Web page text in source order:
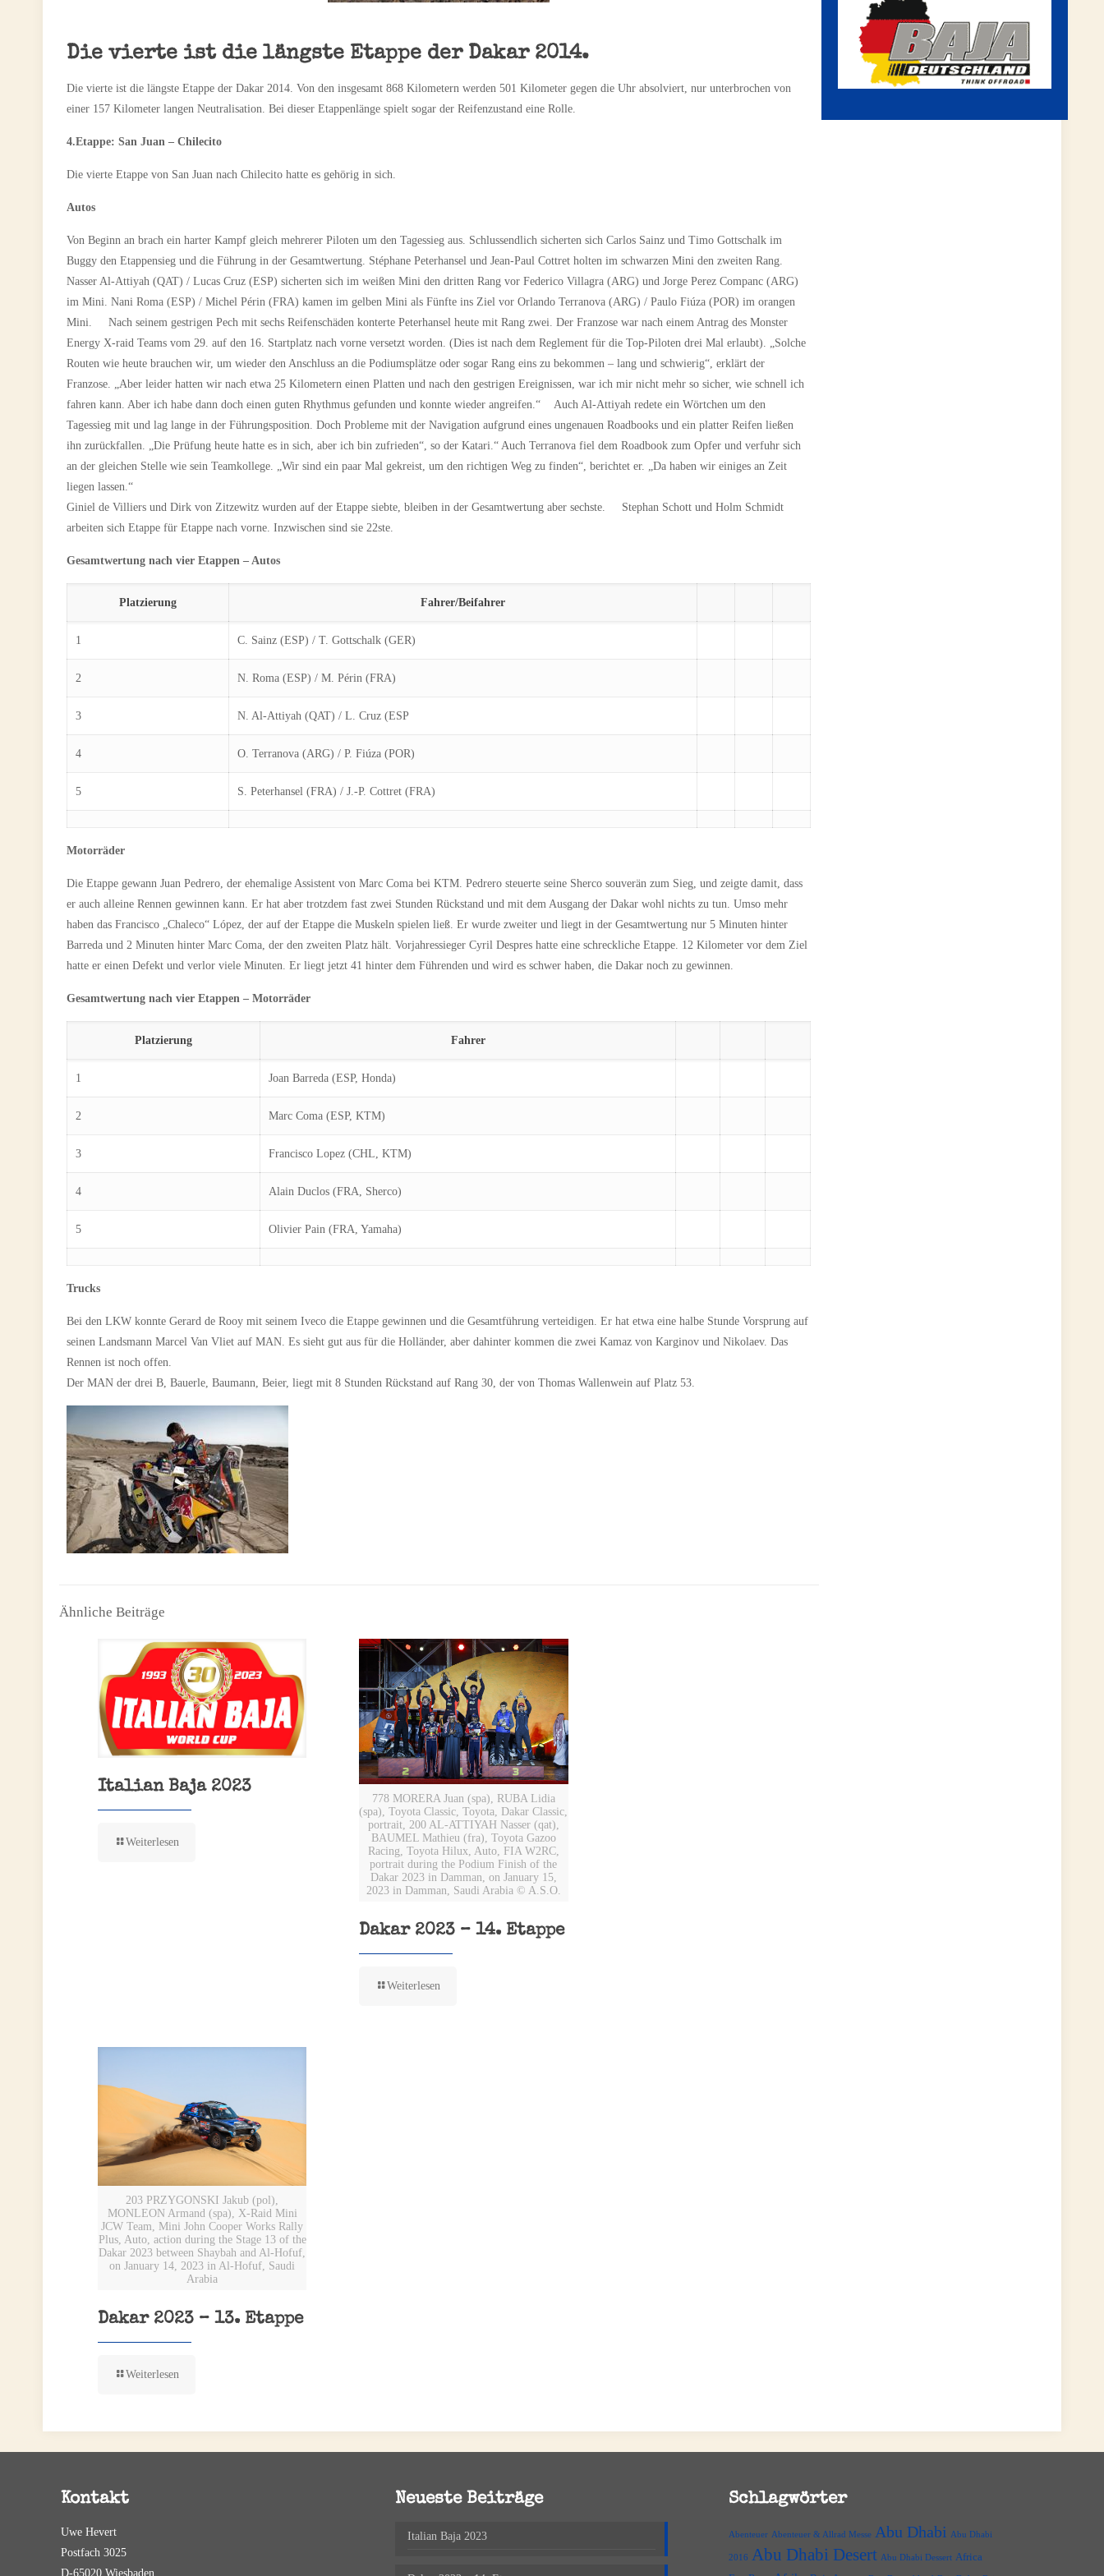
Die vierte ist die längste Etappe der Dakar 2014.
Die vierte ist die längste Etappe der Dakar 2014. Von den insgesamt 868 Kilometern werden 501 Kilometer gegen die Uhr absolviert, nur unterbrochen von
einer 157 Kilometer langen Neutralisation. Bei dieser Etappenlänge spielt sogar der Reifenzustand eine Rolle.
4.Etappe: San Juan – Chilecito
Die vierte Etappe von San Juan nach Chilecito hatte es gehörig in sich.
Autos
Von Beginn an brach ein harter Kampf gleich mehrerer Piloten um den Tagessieg aus. Schlussendlich sicherten sich Carlos Sainz und Timo Gottschalk im
Buggy den Etappensieg und die Führung in der Gesamtwertung. Stéphane Peterhansel und Jean-Paul Cottret holten im schwarzen Mini den zweiten Rang.
Nasser Al-Attiyah (QAT) / Lucas Cruz (ESP) sicherten sich im weißen Mini den dritten Rang vor Federico Villagra (ARG) und Jorge Perez Companc (ARG)
im Mini. Nani Roma (ESP) / Michel Périn (FRA) kamen im gelben Mini als Fünfte ins Ziel vor Orlando Terranova (ARG) / Paulo Fiúza (POR) im orangen
Mini. Nach seinem gestrigen Pech mit sechs Reifenschäden konterte Peterhansel heute mit Rang zwei. Der Franzose war nach einem Antrag des Monster
Energy X-raid Teams vom 29. auf den 16. Startplatz nach vorne versetzt worden. (Dies ist nach dem Reglement für die Top-Piloten drei Mal erlaubt). „Solche
Routen wie heute brauchen wir, um wieder den Anschluss an die Podiumsplätze oder sogar Rang eins zu bekommen – lang und schwierig“, erklärt der
Franzose. „Aber leider hatten wir nach etwa 25 Kilometern einen Platten und nach den gestrigen Ereignissen, war ich mir nicht mehr so sicher, wie schnell ich
fahren kann. Aber ich habe dann doch einen guten Rhythmus gefunden und konnte wieder angreifen.“ Auch Al-Attiyah redete ein Wörtchen um den
Tagessieg mit und lag lange in der Führungsposition. Doch Probleme mit der Navigation aufgrund eines ungenauen Roadbooks und ein platter Reifen ließen
ihn zurückfallen. „Die Prüfung heute hatte es in sich, aber ich bin zufrieden“, so der Katari.“ Auch Terranova fiel dem Roadbook zum Opfer und verfuhr sich
an der gleichen Stelle wie sein Teamkollege. „Wir sind ein paar Mal gekreist, um den richtigen Weg zu finden“, berichtet er. „Da haben wir einiges an Zeit
liegen lassen.“
Giniel de Villiers und Dirk von Zitzewitz wurden auf der Etappe siebte, bleiben in der Gesamtwertung aber sechste. Stephan Schott und Holm Schmidt
arbeiten sich Etappe für Etappe nach vorne. Inzwischen sind sie 22ste.
Gesamtwertung nach vier Etappen – Autos
Platzierung Fahrer/Beifahrer
1 C. Sainz (ESP) / T. Gottschalk (GER)
2 N. Roma (ESP) / M. Périn (FRA)
3 N. Al-Attiyah (QAT) / L. Cruz (ESP
4 O. Terranova (ARG) / P. Fiúza (POR)
5 S. Peterhansel (FRA) / J.-P. Cottret (FRA)
Motorräder
Die Etappe gewann Juan Pedrero, der ehemalige Assistent von Marc Coma bei KTM. Pedrero steuerte seine Sherco souverän zum Sieg, und zeigte damit, dass
er auch alleine Rennen gewinnen kann. Er hat aber trotzdem fast zwei Stunden Rückstand und mit dem Ausgang der Dakar wohl nichts zu tun. Umso mehr
haben das Francisco „Chaleco“ López, der auf der Etappe die Muskeln spielen ließ. Er wurde zweiter und liegt in der Gesamtwertung nur 5 Minuten hinter
Barreda und 2 Minuten hinter Marc Coma, der den zweiten Platz hält. Vorjahressieger Cyril Despres hatte eine schreckliche Etappe. 12 Kilometer vor dem Ziel
hatte er einen Defekt und verlor viele Minuten. Er liegt jetzt 41 hinter dem Führenden und wird es schwer haben, die Dakar noch zu gewinnen.
Gesamtwertung nach vier Etappen – Motorräder
Platzierung Fahrer
1 Joan Barreda (ESP, Honda)
2 Marc Coma (ESP, KTM)
3 Francisco Lopez (CHL, KTM)
4 Alain Duclos (FRA, Sherco)
5 Olivier Pain (FRA, Yamaha)
Trucks
Bei den LKW konnte Gerard de Rooy mit seinem Iveco die Etappe gewinnen und die Gesamtführung verteidigen. Er hat etwa eine halbe Stunde Vorsprung auf
seinen Landsmann Marcel Van Vliet auf MAN. Es sieht gut aus für die Holländer, aber dahinter kommen die zwei Kamaz von Karginov und Nikolaev. Das
Rennen ist noch offen.
Der MAN der drei B, Bauerle, Baumann, Beier, liegt mit 8 Stunden Rückstand auf Rang 30, der von Thomas Wallenwein auf Platz 53.
Ähnliche Beiträge
Italian Baja 2023
Weiterlesen
778 MORERA Juan (spa), RUBA Lidia
(spa), Toyota Classic, Toyota, Dakar Classic,
portrait, 200 AL-ATTIYAH Nasser (qat),
BAUMEL Mathieu (fra), Toyota Gazoo
Racing, Toyota Hilux, Auto, FIA W2RC,
portrait during the Podium Finish of the
Dakar 2023 in Damman, on January 15,
2023 in Damman, Saudi Arabia © A.S.O.
Dakar 2023 – 14. Etappe
Weiterlesen
203 PRZYGONSKI Jakub (pol),
MONLEON Armand (spa), X-Raid Mini
JCW Team, Mini John Cooper Works Rally
Plus, Auto, action during the Stage 13 of the
Dakar 2023 between Shaybah and Al-Hofuf,
on January 14, 2023 in Al-Hofuf, Saudi
Arabia
Dakar 2023 – 13. Etappe
Weiterlesen
Kontakt
Uwe Hevert
Postfach 3025
D-65020 Wiesbaden
Neueste Beiträge
Italian Baja 2023
Schlagwörter
Abenteuer Abenteuer & Allrad Messe Abu Dhabi Abu Dhabi
2016 Abu Dhabi Desert Abu Dhabi Dessert Africa